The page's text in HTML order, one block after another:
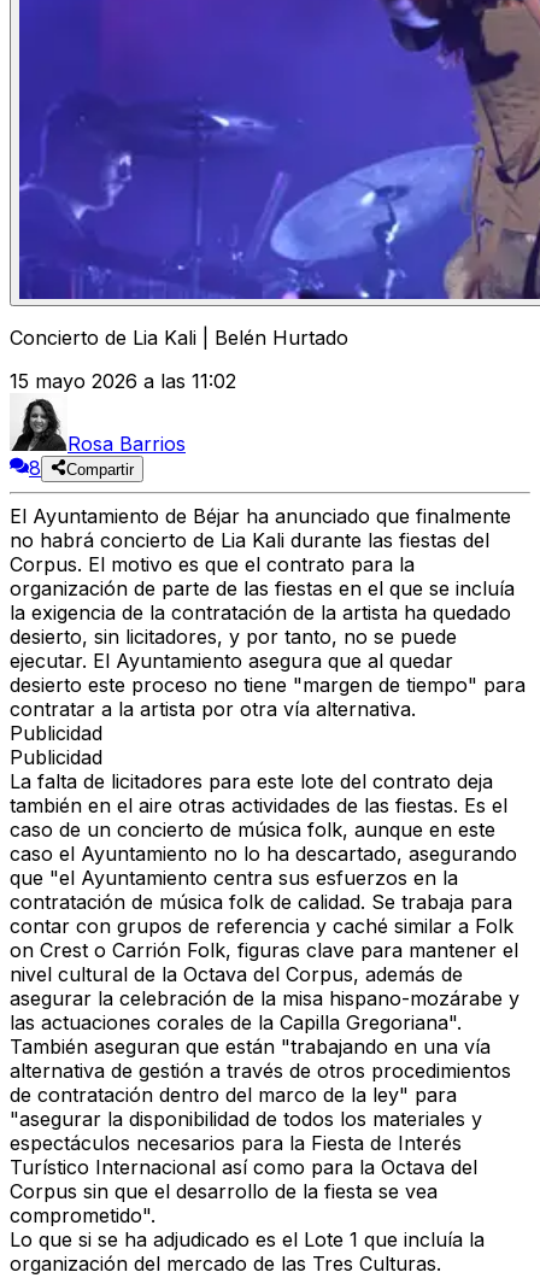
Concierto de Lia Kali | Belén Hurtado
15 mayo 2026 a las 11:02
Rosa Barrios
8
Compartir
El Ayuntamiento de Béjar ha anunciado que finalmente
no habrá concierto de Lia Kali durante las fiestas del
Corpus. El motivo es que el contrato para la
organización de parte de las fiestas en el que se incluía
la exigencia de la contratación de la artista ha quedado
desierto, sin licitadores, y por tanto, no se puede
ejecutar. El Ayuntamiento asegura que al quedar
desierto este proceso no tiene "margen de tiempo" para
contratar a la artista por otra vía alternativa.
Publicidad
Publicidad
La falta de licitadores para este lote del contrato deja
también en el aire otras actividades de las fiestas. Es el
caso de un concierto de música folk, aunque en este
caso el Ayuntamiento no lo ha descartado, asegurando
que "el Ayuntamiento centra sus esfuerzos en la
contratación de música folk de calidad. Se trabaja para
contar con grupos de referencia y caché similar a Folk
on Crest o Carrión Folk, figuras clave para mantener el
nivel cultural de la Octava del Corpus, además de
asegurar la celebración de la misa hispano-mozárabe y
las actuaciones corales de la Capilla Gregoriana".
También aseguran que están "trabajando en una vía
alternativa de gestión a través de otros procedimientos
de contratación dentro del marco de la ley" para
"asegurar la disponibilidad de todos los materiales y
espectáculos necesarios para la Fiesta de Interés
Turístico Internacional así como para la Octava del
Corpus sin que el desarrollo de la fiesta se vea
comprometido".
Lo que si se ha adjudicado es el Lote 1 que incluía la
organización del mercado de las Tres Culturas.